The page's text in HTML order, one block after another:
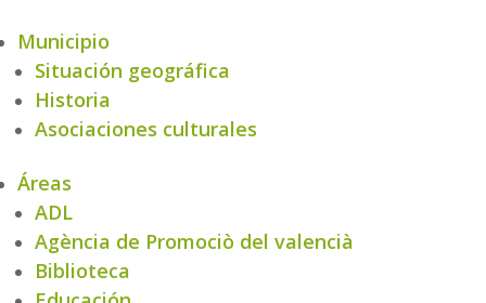
Municipio
Situación geográfica
Historia
Asociaciones culturales
Áreas
ADL
Agència de Promociò del valencià
Biblioteca